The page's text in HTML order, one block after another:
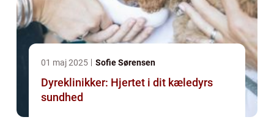
01 maj 2025 Sofie Sørensen
Dyreklinikker: Hjertet i dit kæledyrs
sundhed